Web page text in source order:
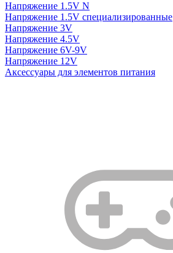
Напряжение 1.5V N
Напряжение 1.5V специализированные
Напряжение 3V
Напряжение 4.5V
Напряжение 6V-9V
Напряжение 12V
Аксессуары для элементов питания